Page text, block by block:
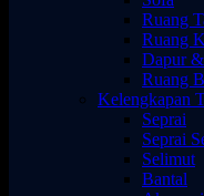
Ruang
Ruang
Dapur
Ruang
Kelengkapan
Seprai
Seprai
Selimut
Bantal